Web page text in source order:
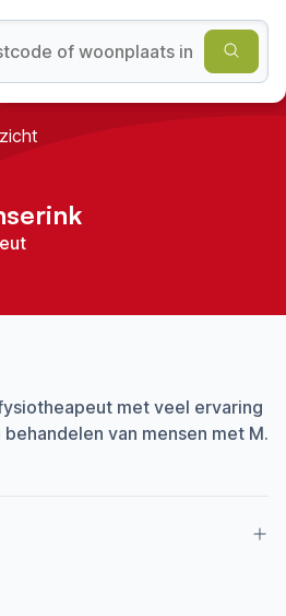
met veel ervaring
van mensen met M.